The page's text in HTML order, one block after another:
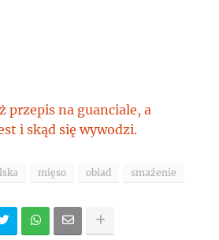
przepis na guanciale, a
i skąd się wywodzi.
mięso obiad smażenie